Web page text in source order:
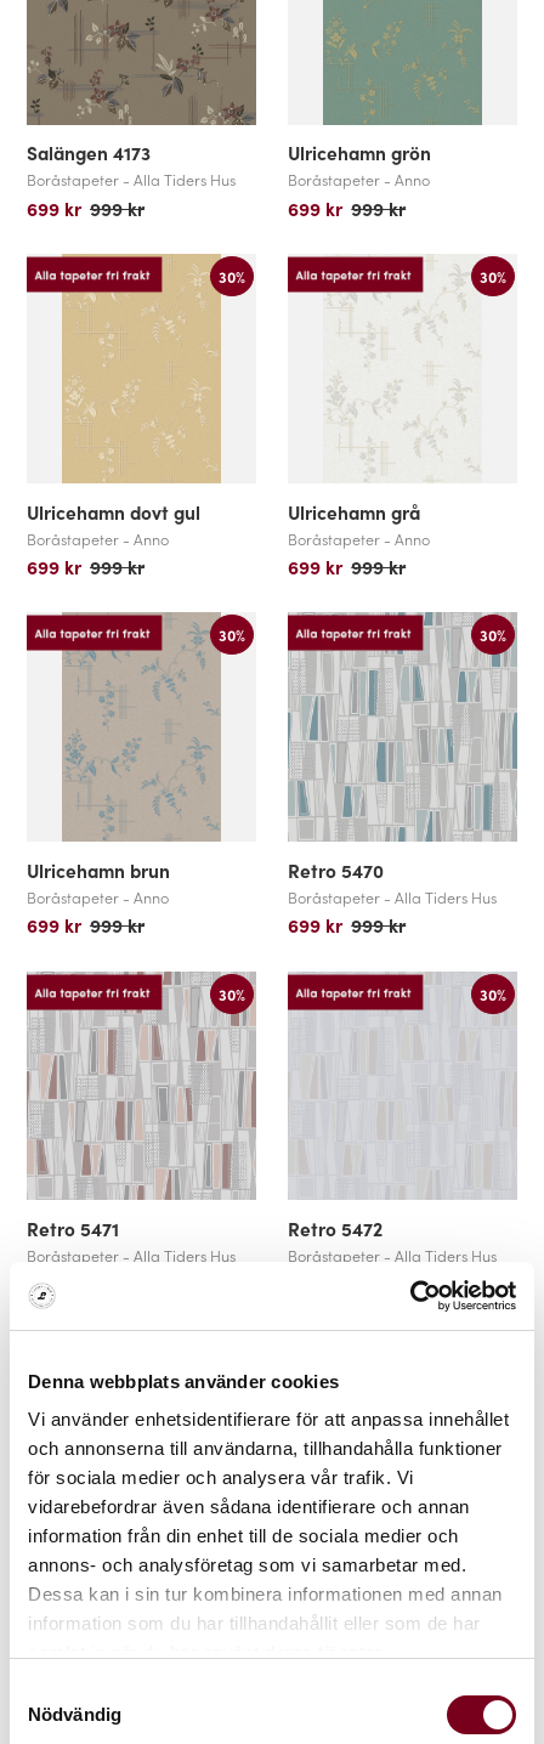
Denna webbplats använder cookies
Vi använder enhetsidentifierare för att anpassa innehållet
och annonserna till användarna, tillhandahålla funktioner
för sociala medier och analysera vår trafik. Vi
vidarebefordrar även sådana identifierare och annan
information från din enhet till de sociala medier och
annons- och analysföretag som vi samarbetar med.
Dessa kan i sin tur kombinera informationen med annan
information som du har tillhandahållit eller som de har
Nödvändig
Salängen 4173
Boråstapeter - Alla Tiders Hus
699 kr 999 kr
Ulricehamn grön
Boråstapeter - Anno
699 kr 999 kr
30%
Ulricehamn dovt gul
Boråstapeter - Anno
699 kr 999 kr
30%
Ulricehamn grå
Boråstapeter - Anno
699 kr 999 kr
30%
Ulricehamn brun
Boråstapeter - Anno
699 kr 999 kr
30%
Retro 5470
Boråstapeter - Alla Tiders Hus
699 kr 999 kr
30%
Retro 5471
Boråstapeter - Alla Tiders Hus
699 kr
30%
Retro 5472
Boråstapeter - Alla Tiders Hus
Valborg 5500
Boråstapeter - Swedish Grace
Valborg 5501
Boråstapeter - Swedish Grace
30%